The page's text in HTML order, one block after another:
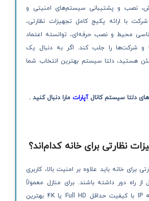
نصب و پشتیبانی سیستم‌های امنیتی و
با ارائه پکیج کامل تجهیزات نظارتی،
محیط و نصب حرفه‌ای، توانسته اعتماد
و شرکت‌ها را جلب کند. اگر به دنبال یک
هستید، دلتا سیستم بهترین انتخاب شما
دلتا سیستم کانالآپارات مارا دنبال کنید .
برای خانه باید علاوه بر امنیت بالا، کاربری
راه دور داشته باشند. برای منازل معمولاً
دوربین‌های مداربسته IP با کیفیت حداقل Full HD یا 4K بهترین